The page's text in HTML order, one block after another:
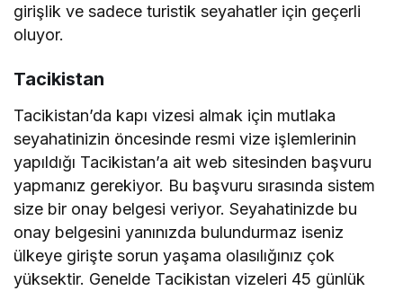
girişlik ve sadece turistik seyahatler için geçerli
oluyor.
Tacikistan
Tacikistan’da kapı vizesi almak için mutlaka
seyahatinizin öncesinde resmi vize işlemlerinin
yapıldığı Tacikistan’a ait web sitesinden başvuru
yapmanız gerekiyor. Bu başvuru sırasında sistem
size bir onay belgesi veriyor. Seyahatinizde bu
onay belgesini yanınızda bulundurmaz iseniz
ülkeye girişte sorun yaşama olasılığınız çok
yüksektir. Genelde Tacikistan vizeleri 45 günlük